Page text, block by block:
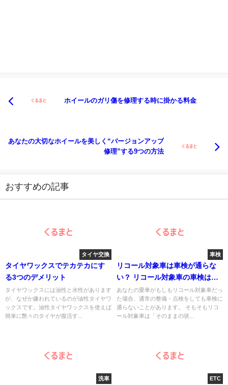
ホイールのガリ傷を修理する時に掛かる料金
あなたの大切なホイールを美しく“バージョンアップ
修理”する9つの方法
おすすめの記事
タイヤ交換
タイヤワックスでテカテカにす
る3つのデメリット
タイヤワックスには油性と水性があります
が、なぜか嫌われているのが油性タイヤワ
ックスです。油性タイヤワックスを使えば
簡単に艶々のタイヤが復活す...
車検
リコール対象車は車検が通らな
い？ リコール対象車の車検はど
うするべき？
あなたの愛車がもしもリコール対象車だっ
た場合、通常の整備・点検をしても車検に
通らないことがあります。 そもそもリコ
ール対象車は「そのままの状...
洗車 ETC